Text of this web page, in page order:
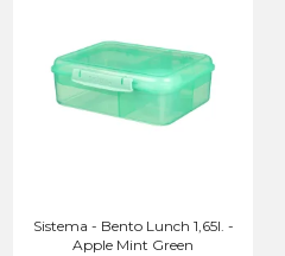
Sistema - Bento Lunch 1,65l. -
Apple Mint Green